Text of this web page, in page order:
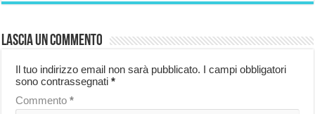
Lascia un commento
Il tuo indirizzo email non sarà pubblicato. I campi obbligatori
sono contrassegnati*
Commento*